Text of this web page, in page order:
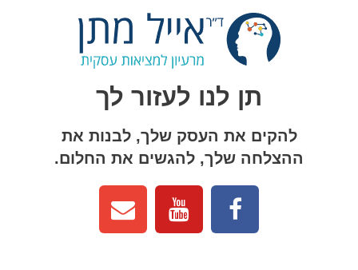
תן לנו לעזור לך
להקים את העסק שלך, לבנות את
ההצלחה שלך, להגשים את החלום.